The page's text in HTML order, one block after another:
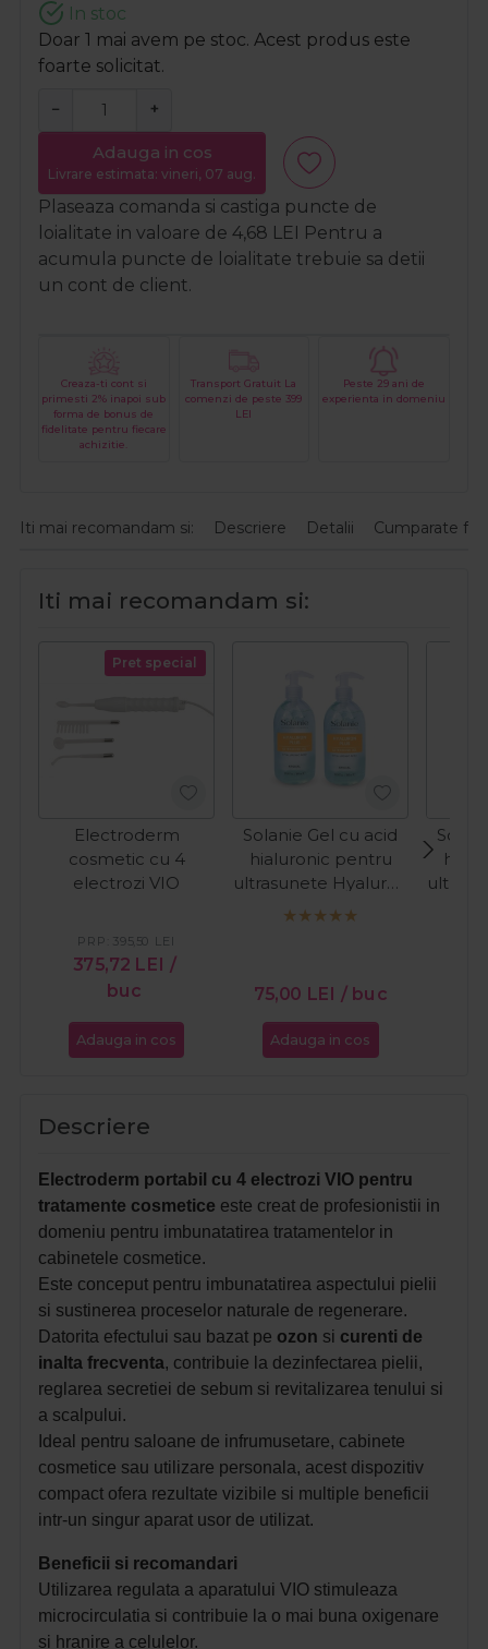
In stoc
Doar 1 mai avem pe stoc. Acest produs este
foarte solicitat.
− +
Adauga in cos
Livrare estimata: vineri, 07 aug.
Plaseaza comanda si castiga puncte de
loialitate in valoare de 4,68 LEI Pentru a
acumula puncte de loialitate trebuie sa detii
un cont de client.
Creaza-ti cont si
primesti 2% inapoi sub
forma de bonus de
fidelitate pentru fiecare
achizitie.
Transport Gratuit La
comenzi de peste 399
LEI
Peste 29 ani de
experienta in domeniu
Iti mai recomandam si: Descriere Detalii Cumparate
Iti mai recomandam si:
Pret special
Electroderm
cosmetic cu 4
electrozi VIO
375,72 LEI /
buc
PRP: 395,50 LEI
Adauga in cos
Solanie Gel cu acid
hialuronic pentru
ultrasunete Hyaluron
Plus Special 2x300ml
75,00 LEI / buc
Adauga in cos
Descriere
Electroderm portabil cu 4 electrozi VIO pentru
tratamente cosmetice este creat de profesionistii in
domeniu pentru imbunatatirea tratamentelor in
cabinetele cosmetice.
Este conceput pentru imbunatatirea aspectului pielii
si sustinerea proceselor naturale de regenerare.
Datorita efectului sau bazat pe ozon si curenti de
inalta frecventa, contribuie la dezinfectarea pielii,
reglarea secretiei de sebum si revitalizarea tenului si
a scalpului.
Ideal pentru saloane de infrumusetare, cabinete
cosmetice sau utilizare personala, acest dispozitiv
compact ofera rezultate vizibile si multiple beneficii
intr-un singur aparat usor de utilizat.
Beneficii si recomandari
Utilizarea regulata a aparatului VIO stimuleaza
microcirculatia si contribuie la o mai buna oxigenare
si hranire a celulelor.